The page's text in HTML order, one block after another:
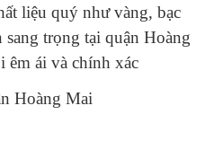
liệu quý như vàng, bạc
trọng tại quận Hoàng
êm ái và chính xác